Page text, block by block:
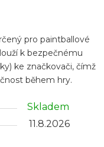
pro paintballové
k bezpečnému
ke značkovači, čímž
během hry.
Skladem
11.8.2026